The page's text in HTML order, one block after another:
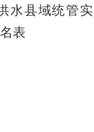
水县域统管
表